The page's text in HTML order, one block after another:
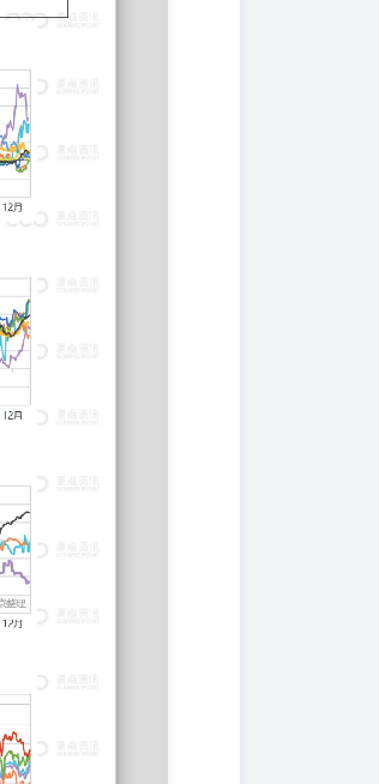
标价差中性，进口-500附
开工维稳。拉丝排产中性。后
高。产能过剩的背景下05预
石 山东烧碱 电石法-华东 乙烯
基差(高端交割品)
4520 700 510 356 -244 -150
4520 700 499 356 -244 -150
点 基差走强至05-120，厂提基
75%，二季度关注利润压缩后
或难扩利润；烧碱出口还盘
平，宏观中性，关注出口、
资讯公司等发布的公开资料或
慎，分析结论合理，但我司对
提供的全部分析及建议内容仅
易后果，凡据此入市者，我司
随意转载、复制、传播本网站
失灵、或因不可抗力造成的全